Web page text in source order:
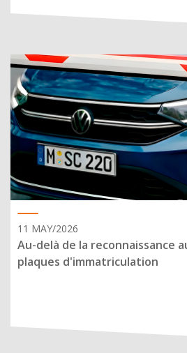
11 MAY/2026
Au-delà de la reconnaissance
plaques d'immatriculation